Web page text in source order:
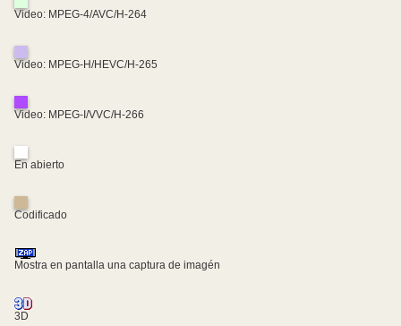
Video: MPEG-4/AVC/H-264
Video: MPEG-H/HEVC/H-265
Video: MPEG-I/VVC/H-266
En abierto
Codificado
Mostra en pantalla una captura de imagén
3D